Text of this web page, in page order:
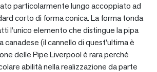
particolarmente lungo accoppiato ad
corto di forma conica. La forma tonda
l’unico elemento che distingue la pipa
canadese (il cannello di quest’ultima è
delle Pipe Liverpool è rara perché
abilità nella realizzazione da parte